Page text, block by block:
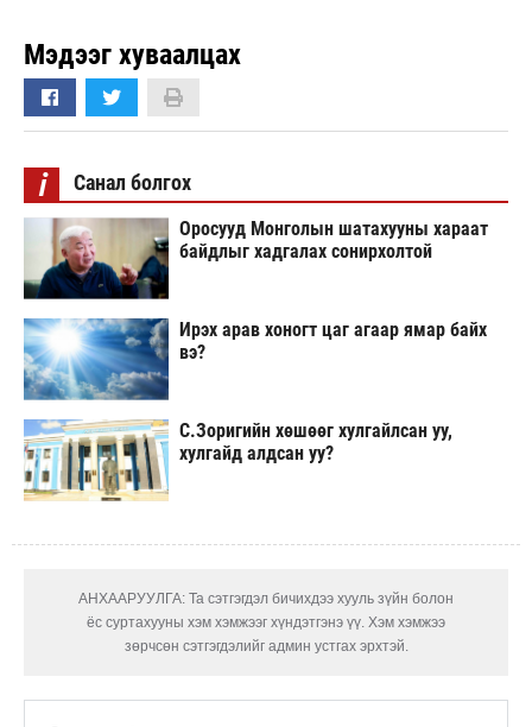
Мэдээг хуваалцах
i Санал болгох
Оросууд Монголын шатахууны хараат
байдлыг хадгалах сонирхолтой
Ирэх арав хоногт цаг агаар ямар байх
вэ?
С.Зоригийн хөшөөг хулгайлсан уу,
хулгайд алдсан уу?
АНХААРУУЛГА: Та сэтгэгдэл бичихдээ хууль зүйн болон
ёс суртахууны хэм хэмжээг хүндэтгэнэ үү. Хэм хэмжээ
зөрчсөн сэтгэгдэлийг админ устгах эрхтэй.